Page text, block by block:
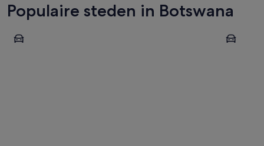
Populaire steden in Botswana
Gaborone Kasane